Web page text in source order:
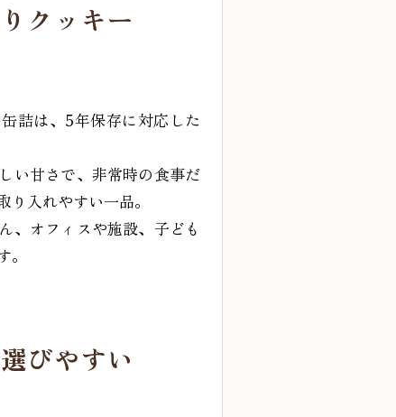
クッキー
詰は、5年保存に対応した
い甘さで、非常時の食事だ
り入れやすい一品。
、オフィスや施設、子ども
びやすい